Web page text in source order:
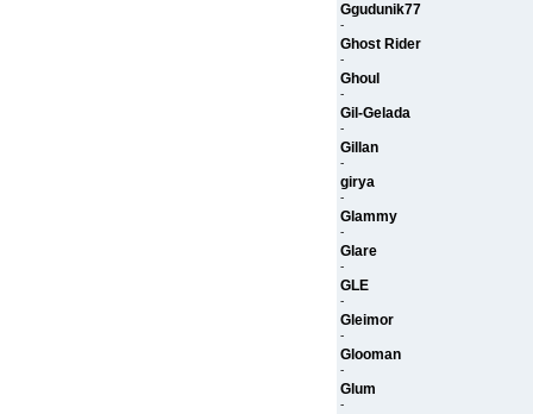
Ggudunik77
-
Ghost Rider
-
Ghoul
-
Gil-Gelada
-
Gillan
-
girya
-
Glammy
-
Glare
-
GLE
-
Gleimor
-
Glooman
-
Glum
-